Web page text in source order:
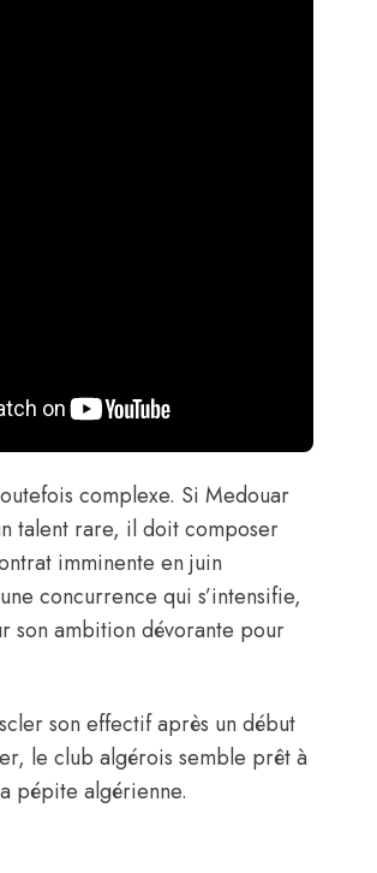
complexe. Si Medouar
talent rare, il doit composer
imminente en juin
concurrence qui s’intensifie,
son ambition dévorante pour
son effectif après un début
le club algérois semble prêt à
pépite algérienne.